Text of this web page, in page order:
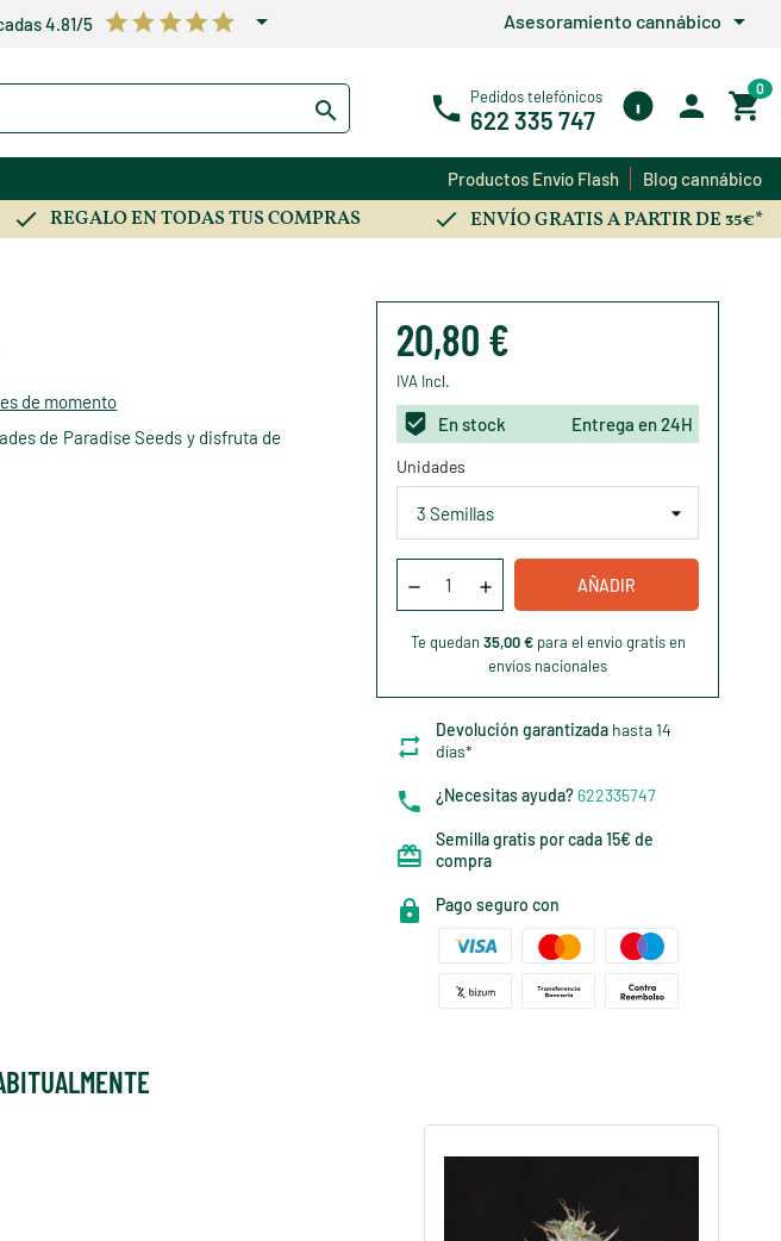
4.81/5 arrow_drop_down Asesoramiento cannábico arrow_drop_down
Pedidos telefónicos
622 335 747
0
Productos Envío Flash Blog cannábico
REGALO EN TODAS TUS COMPRAS ENVÍO GRATIS A PARTIR DE 35€*
de momento
de Paradise Seeds y disfruta de
20,80 €
IVA Incl.
En stock Entrega en 24H
Unidades
AÑADIR
Te quedan 35,00 €para el envío gratis en
envíos nacionales
Devolución garantizada hasta 14
días*
¿Necesitas ayuda? 622335747
Semilla gratis por cada 15€ de
compra
Pago seguro con